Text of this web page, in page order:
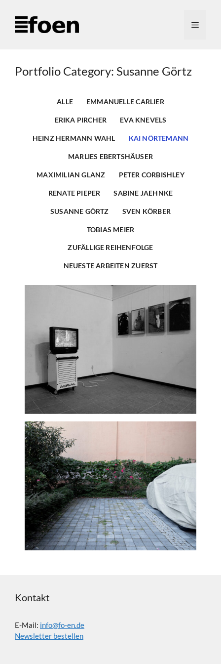
Inhalt
springen
Menü
Portfolio Category: Susanne Görtz
ALLE EMMANUELLE CARLIER
ERIKA PIRCHER EVA KNEVELS
HEINZ HERMANN WAHL KAI NÖRTEMANN
MARLIES EBERTSHÄUSER
MAXIMILIAN GLANZ PETER CORBISHLEY
RENATE PIEPER SABINE JAEHNKE
SUSANNE GÖRTZ SVEN KÖRBER
TOBIAS MEIER
ZUFÄLLIGE REIHENFOLGE
NEUESTE ARBEITEN ZUERST
Kontakt
E-Mail: info@fo-en.de
Newsletter bestellen